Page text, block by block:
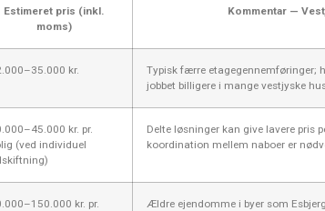
Estimeret pris (inkl.
moms)
Kommentar —
kr.
Typisk færre etagegennemføringer;
jobbet billigere i mange vestjyske
kr. pr.
(ved individuel
Delte løsninger kan give lavere pris
koordination mellem naboer er
kr. pr.
Ældre ejendomme i byer som